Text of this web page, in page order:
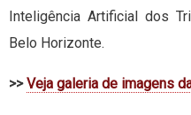
Inteligência Artificial dos
Belo Horizonte.
>>Veja galeria de imagens